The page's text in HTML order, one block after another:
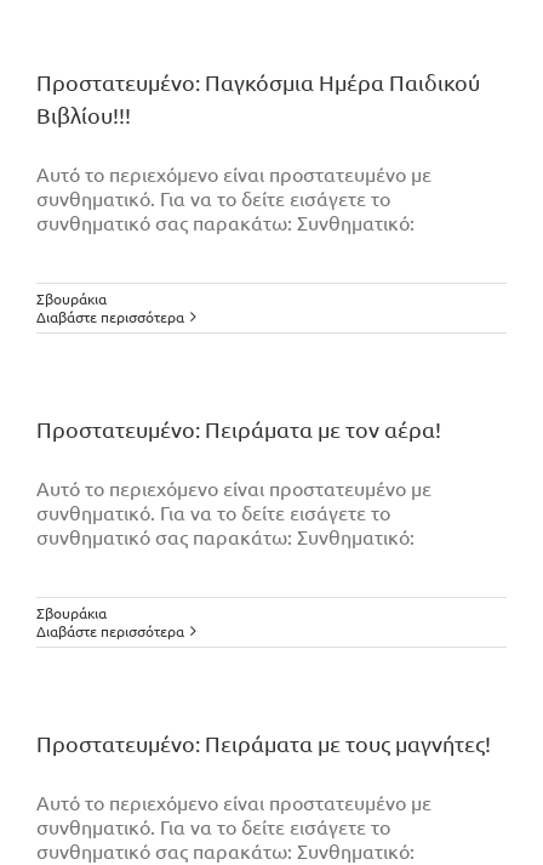
Πρoστατευμένο: Παγκόσμια Ημέρα Παιδικού
Βιβλίου!!!
Αυτό το περιεχόμενο είναι προστατευμένο με
συνθηματικό. Για να το δείτε εισάγετε το
συνθηματικό σας παρακάτω: Συνθηματικό:
Σβουράκια
Διαβάστε περισσότερα
Πρoστατευμένο: Πειράματα με τον αέρα!
Αυτό το περιεχόμενο είναι προστατευμένο με
συνθηματικό. Για να το δείτε εισάγετε το
συνθηματικό σας παρακάτω: Συνθηματικό:
Σβουράκια
Διαβάστε περισσότερα
Πρoστατευμένο: Πειράματα με τους μαγνήτες!
Αυτό το περιεχόμενο είναι προστατευμένο με
συνθηματικό. Για να το δείτε εισάγετε το
συνθηματικό σας παρακάτω: Συνθηματικό: